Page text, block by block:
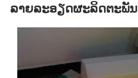
ລາຍລະອຽດຜະລິດຕະພັນ